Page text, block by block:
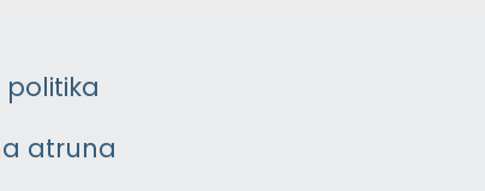
politika
atruna